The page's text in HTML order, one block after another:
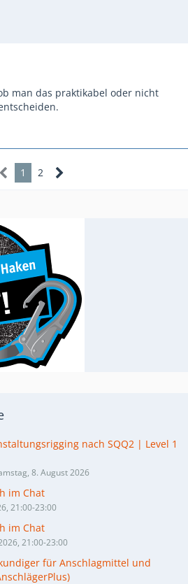
man das praktikabel oder nicht
1 2
nach SQQ2 | Level 1
8. August 2026
im Chat
21:00-23:00
im Chat
21:00-23:00
für Anschlagmittel und